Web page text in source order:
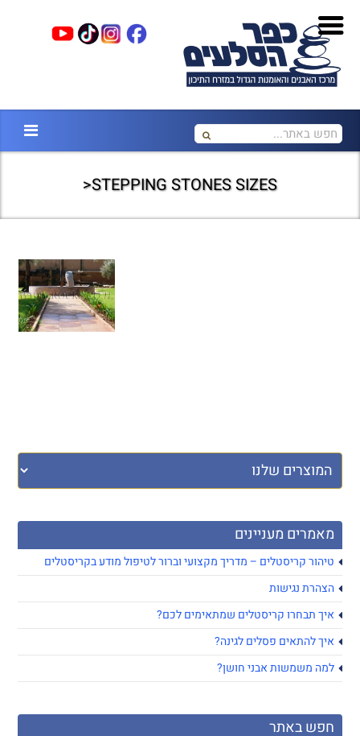
STEPPING STONES SIZES<
מאמרים מעניינים
טיהור קריסטלים – מדריך מקצועי וברור לטיפול מודע בקריסטלים
הצהרת נגישות
איך תבחרו קריסטלים שמתאימים לכם?
איך להתאים פסלים לגינה?
למה משמשות אבני חושן?
חפש באתר